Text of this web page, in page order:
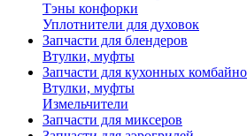
Тэны конфорки
Уплотнители для духовок
Запчасти для блендеров
Втулки, муфты
Запчасти для кухонных
Втулки, муфты
Измельчители
Запчасти для миксеров